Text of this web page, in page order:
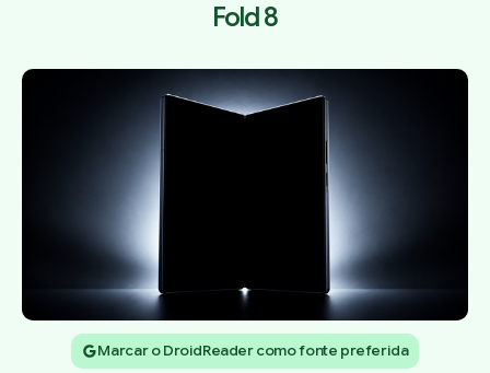
Fold 8
Marcar o DroidReader como fonte preferida